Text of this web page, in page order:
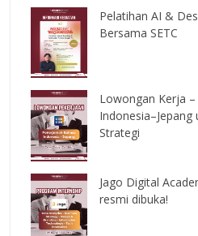
Pelatihan AI &
Bersama SETC
Lowongan Kerja
Strategi
Jago Digital
resmi dibuka!